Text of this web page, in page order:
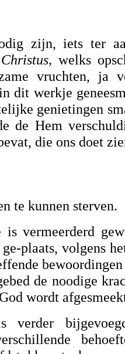
zijn, iets ter
Christus,welks
vruchten, ja
dit werkje
genietingen
de Hem
die ons doet
te kunnen sterven.
vermeerderd
plaats, volgens
de noodige
wordt